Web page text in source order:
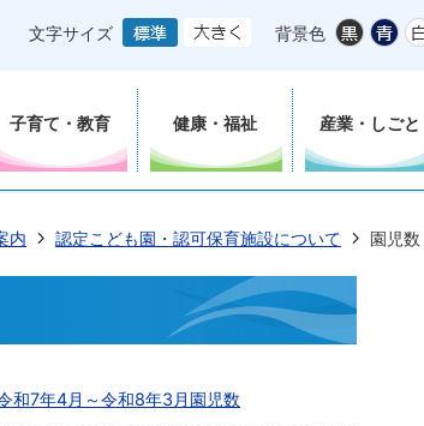
文字サイズ
背景色
子育て・教育 健康・福祉 産業・しごと
内 認定こども園・認可保育施設について 園児数
和7年4月～令和8年3月園児数